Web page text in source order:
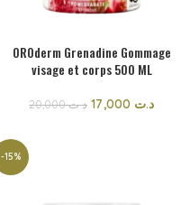
OROderm Grenadine Gommage
visage et corps 500 ML
د.ت20,000 د.ت
-15%